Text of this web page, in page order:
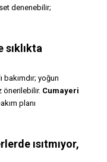
denenebilir;
sıklıkta
yoğun
önerilebilir. Cumayeri
planı
ısıtmıyor,